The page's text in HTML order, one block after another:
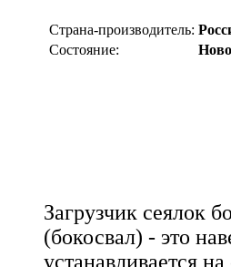
Страна-производитель:
Состояние:
Загрузчик сеялок
(бокосвал) - это
устанавливается